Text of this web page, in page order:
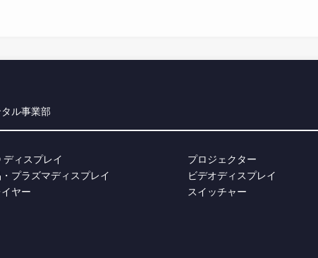
タル事業部
ディスプレイ
プラズマディスプレイ
ヤー
プロジェクター
ビデオディスプレイ
スイッチャー